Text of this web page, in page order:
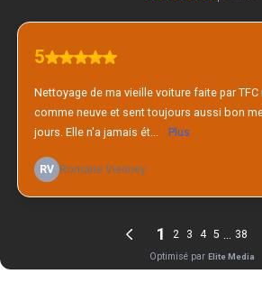
5
Nettoyage de ma vieille voiture faite par
comme neuve et sent toujours aussi bon
jours. Elle n'a jamais ét...
Plus
RV Romane Vienney
1 2 3 4 5 38
Optimisé par Elite Media